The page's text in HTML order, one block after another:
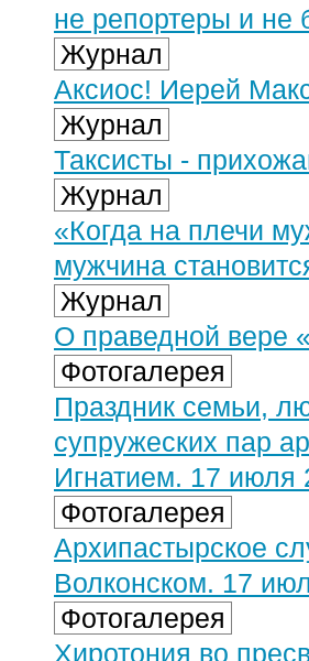
не репортеры и не
Журнал
Аксиос! Иерей
Журнал
Таксисты -
Журнал
«Когда на плечи
мужчина
Журнал
О праведной вере
Фотогалерея
Праздник семьи,
супружеских пар
Игнатием. 17 июля
Фотогалерея
Архипастырское
Волконском. 17
Фотогалерея
Хиротония во